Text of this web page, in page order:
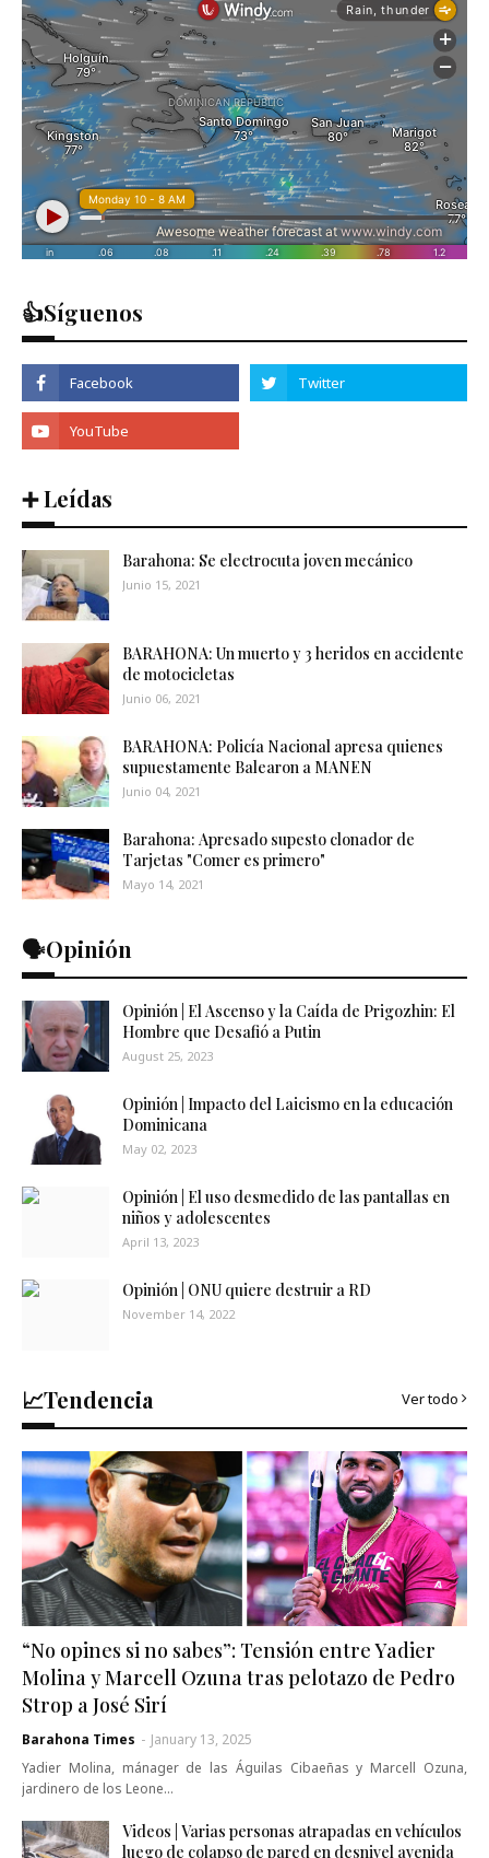
👍Síguenos
➕ Leídas
Barahona: Se electrocuta joven mecánico
Junio 15, 2021
BARAHONA: Un muerto y 3 heridos en accidente
de motocicletas
Junio 06, 2021
BARAHONA: Policía Nacional apresa quienes
supuestamente Balearon a MANEN
Junio 04, 2021
Barahona: Apresado supesto clonador de
Tarjetas "Comer es primero"
Mayo 14, 2021
🗣️Opinión
Opinión | El Ascenso y la Caída de Prigozhin: El
Hombre que Desafió a Putin
August 25, 2023
Opinión | Impacto del Laicismo en la educación
Dominicana
May 02, 2023
Opinión | El uso desmedido de las pantallas en
niños y adolescentes
April 13, 2023
Opinión | ONU quiere destruir a RD
November 14, 2022
📈Tendencia Ver todo
“No opines si no sabes”: Tensión entre Yadier
Molina y Marcell Ozuna tras pelotazo de Pedro
Strop a José Sirí
Barahona Times - January 13, 2025
Yadier Molina, mánager de las Águilas Cibaeñas y Marcell Ozuna,
jardinero de los Leone…
Videos | Varias personas atrapadas en vehículos
luego de colapso de pared en desnivel avenida